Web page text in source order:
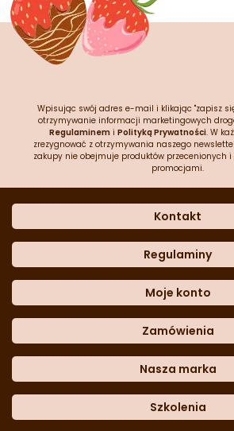
Wpisując swój adres e-mail i klikając "zapisz
otrzymywanie informacji marketingowych
Regulaminem i Polityką Prywatności. W
zrezygnować z otrzymywania naszego
zakupy nie obejmuje produktów przecenionych i
promocjami.
Kontakt
Dane kontaktowe
Często zadawane
Sklep stacjonarny
Formularz kontaktowy
Blog
telefon:601 767 272
Regulaminy
Polityka prywatności
Polityka cookies
Polityka reklamacji
Polityka zwrotów
Dostępność cyfrowa
Moje konto
Moje dane
Historia zamówień
Lista ulubionych
Moje rabaty
Zamówienia
Metody płatności
Dane do przelewu
Formularzreklamacji
Formularzzwrotu
Nasza marka
Trio Gelato
CDN
Szkolenia